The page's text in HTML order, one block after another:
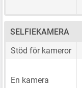
SELFIEKAMERA
Stöd för kameror
En kamera